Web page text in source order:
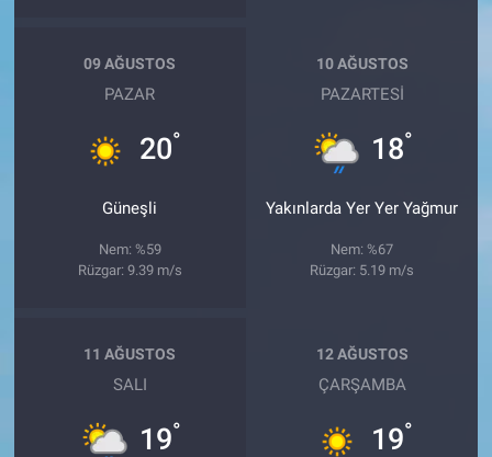
09 AĞUSTOS
PAZAR
20°
Güneşli
Nem: %59
Rüzgar: 9.39 m/s
10 AĞUSTOS
PAZARTESI
18°
Yakınlarda Yer Yer Yağmur
Nem: %67
Rüzgar: 5.19 m/s
11 AĞUSTOS
SALI
19°
12 AĞUSTOS
ÇARŞAMBA
19°